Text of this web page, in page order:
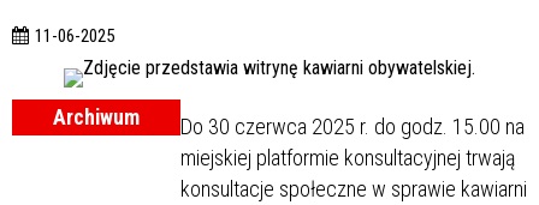
11-06-2025
Archiwum
Do 30 czerwca 2025 r. do godz. 15.00 na
miejskiej platformie konsultacyjnej trwają
konsultacje społeczne w sprawie kawiarni